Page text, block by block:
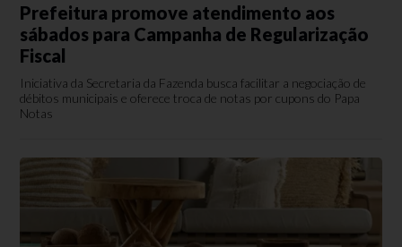
Prefeitura promove atendimento aos
sábados para Campanha de Regularização
Fiscal
Iniciativa da Secretaria da Fazenda busca facilitar a negociação de
débitos municipais e oferece troca de notas por cupons do Papa
Notas